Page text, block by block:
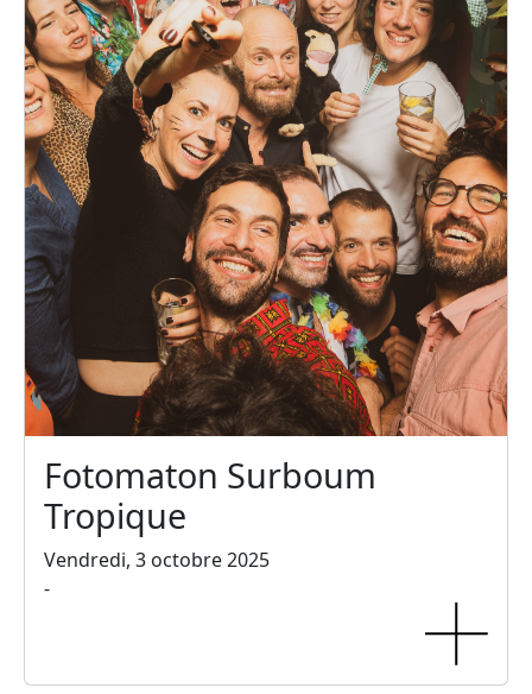
Fotomaton Surboum
Tropique
Vendredi, 3 octobre 2025
-